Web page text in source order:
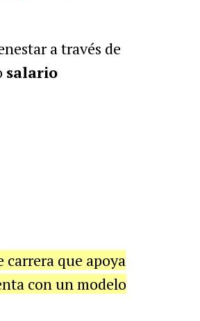
a través de
salario
carrera que apoya
con un modelo